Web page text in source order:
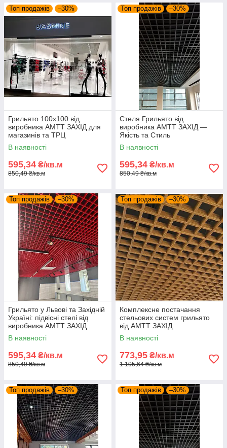
Топ продажів –30%
Грильято 100х100 від
виробника АМТТ ЗАХІД для
магазинів та ТРЦ
В наявності
595,34 ₴/кв.м
850,49 ₴/кв.м
Топ продажів –30%
Стеля Грильято від
виробника АМТТ ЗАХІД —
Якість та Стиль
В наявності
595,34 ₴/кв.м
850,49 ₴/кв.м
Топ продажів –30%
Грильято у Львові та Західній
Україні: підвісні стелі від
виробника АМТТ ЗАХІД
В наявності
595,34 ₴/кв.м
850,49 ₴/кв.м
Топ продажів –30%
Комплексне постачання
стельових систем грильято
від АМТТ ЗАХІД
В наявності
773,95 ₴/кв.м
1 105,64 ₴/кв.м
Топ продажів –30% Топ продажів –30%